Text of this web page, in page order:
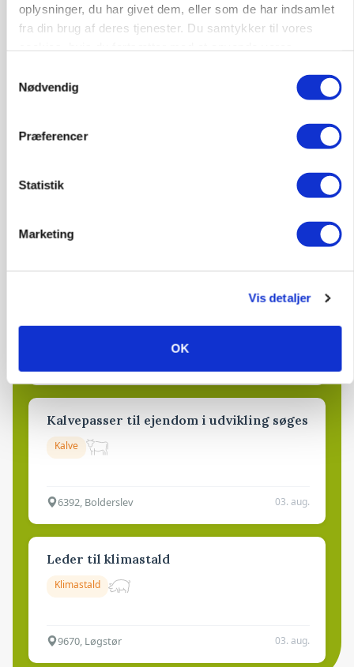
oplysninger, du har givet dem, eller som de har indsamlet
fra din brug af deres tjenester. Du samtykker til vores
Nødvendig
Præferencer
Statistik
Marketing
Vis detaljer
OK
dræn/entreprenørarbejde.
4690, Haslev 06. aug.
Lastbilchauffør søges til Henrik Haves
Godstransport
03. aug.
Kalvepasser til ejendom i udvikling søges
Kalve
6392, Bolderslev 03. aug.
Leder til klimastald
Klimastald
9670, Løgstør 03. aug.